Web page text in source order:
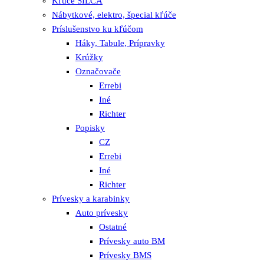
Nábytkové, elektro, špecial kľúče
Príslušenstvo ku kľúčom
Háky, Tabule, Prípravky
Krúžky
Označovače
Errebi
Iné
Richter
Popisky
CZ
Errebi
Iné
Richter
Prívesky a karabinky
Auto prívesky
Ostatné
Prívesky auto BM
Prívesky BMS